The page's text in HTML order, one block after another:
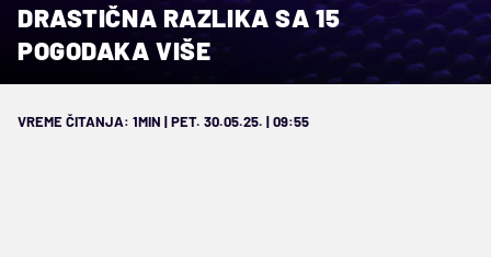
DRASTIČNA RAZLIKA SA 15
POGODAKA VIŠE
VREME ČITANJA: 1MIN | PET. 30.05.25. | 09:55